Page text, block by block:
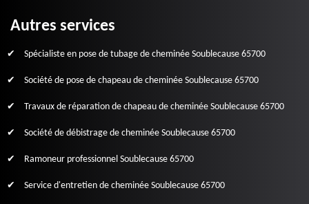
Autres services
Spécialiste en pose de tubage de cheminée Soublecause 65700
Société de pose de chapeau de cheminée Soublecause 65700
Travaux de réparation de chapeau de cheminée Soublecause 65700
Société de débistrage de cheminée Soublecause 65700
Ramoneur professionnel Soublecause 65700
Service d'entretien de cheminée Soublecause 65700